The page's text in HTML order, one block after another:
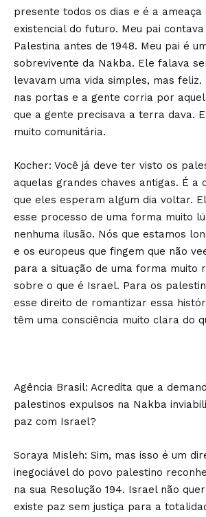
presente todos os dias e é a ameaça
existencial do futuro. Meu pai
Palestina antes de 1948. Meu pai é
sobrevivente da Nakba. Ele falava
levavam uma vida simples, mas
nas portas e a gente corria por
que a gente precisava a terra dava.
muito comunitária.
Kocher: Você já deve ter visto os
aquelas grandes chaves antigas. É a
que eles esperam algum dia voltar.
esse processo de uma forma muito
nenhuma ilusão. Nós que estamos
e os europeus que fingem que não
para a situação de uma forma muito
sobre o que é Israel. Para os
esse direito de romantizar essa
têm uma consciência muito clara do
Agência Brasil: Acredita que a
palestinos expulsos na Nakba
paz com Israel?
Soraya Misleh: Sim, mas isso é um
inegociável do povo palestino
na sua Resolução 194. Israel não
existe paz sem justiça para a